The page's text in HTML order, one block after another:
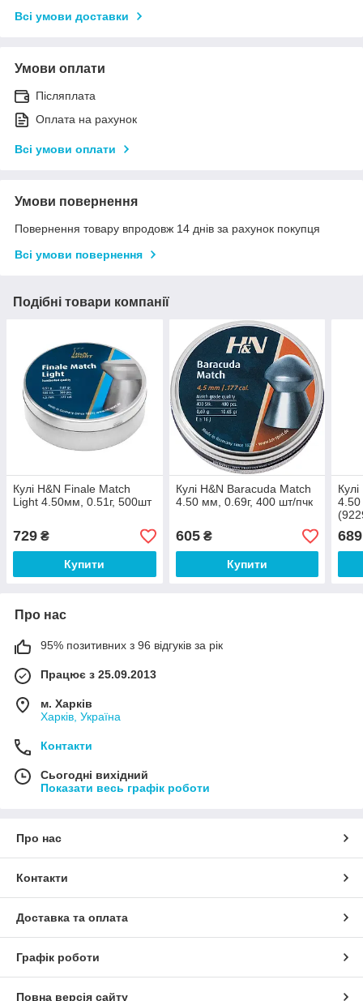
Всі умови доставки
Умови оплати
Післяплата
Оплата на рахунок
Всі умови оплати
Умови повернення
Повернення товару впродовж 14 днів за рахунок покупця
Всі умови повернення
Подібні товари компанії
Кулі H&N Finale Match
Light 4.50мм, 0.51г, 500шт
729 ₴
Купити
Кулі H&N Baracuda Match
4.50 мм, 0.69г, 400 шт/пчк
605₴
Купити
689
Про нас
95% позитивних з 96 відгуків за рік
Працює з 25.09.2013
м. Харків
Харків, Україна
Контакти
Сьогодні вихідний
Показати весь графік роботи
Про нас
Контакти
Доставка та оплата
Графік роботи
Повна версія сайту